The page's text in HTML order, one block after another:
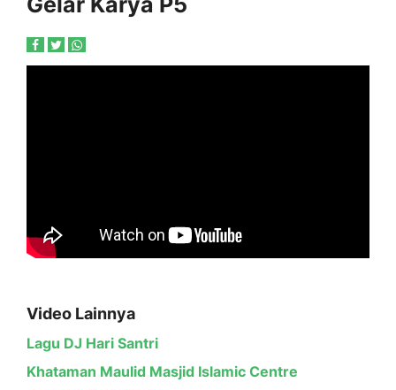
Video Lainnya
Lagu DJ Hari Santri
Khataman Maulid Masjid Islamic Centre